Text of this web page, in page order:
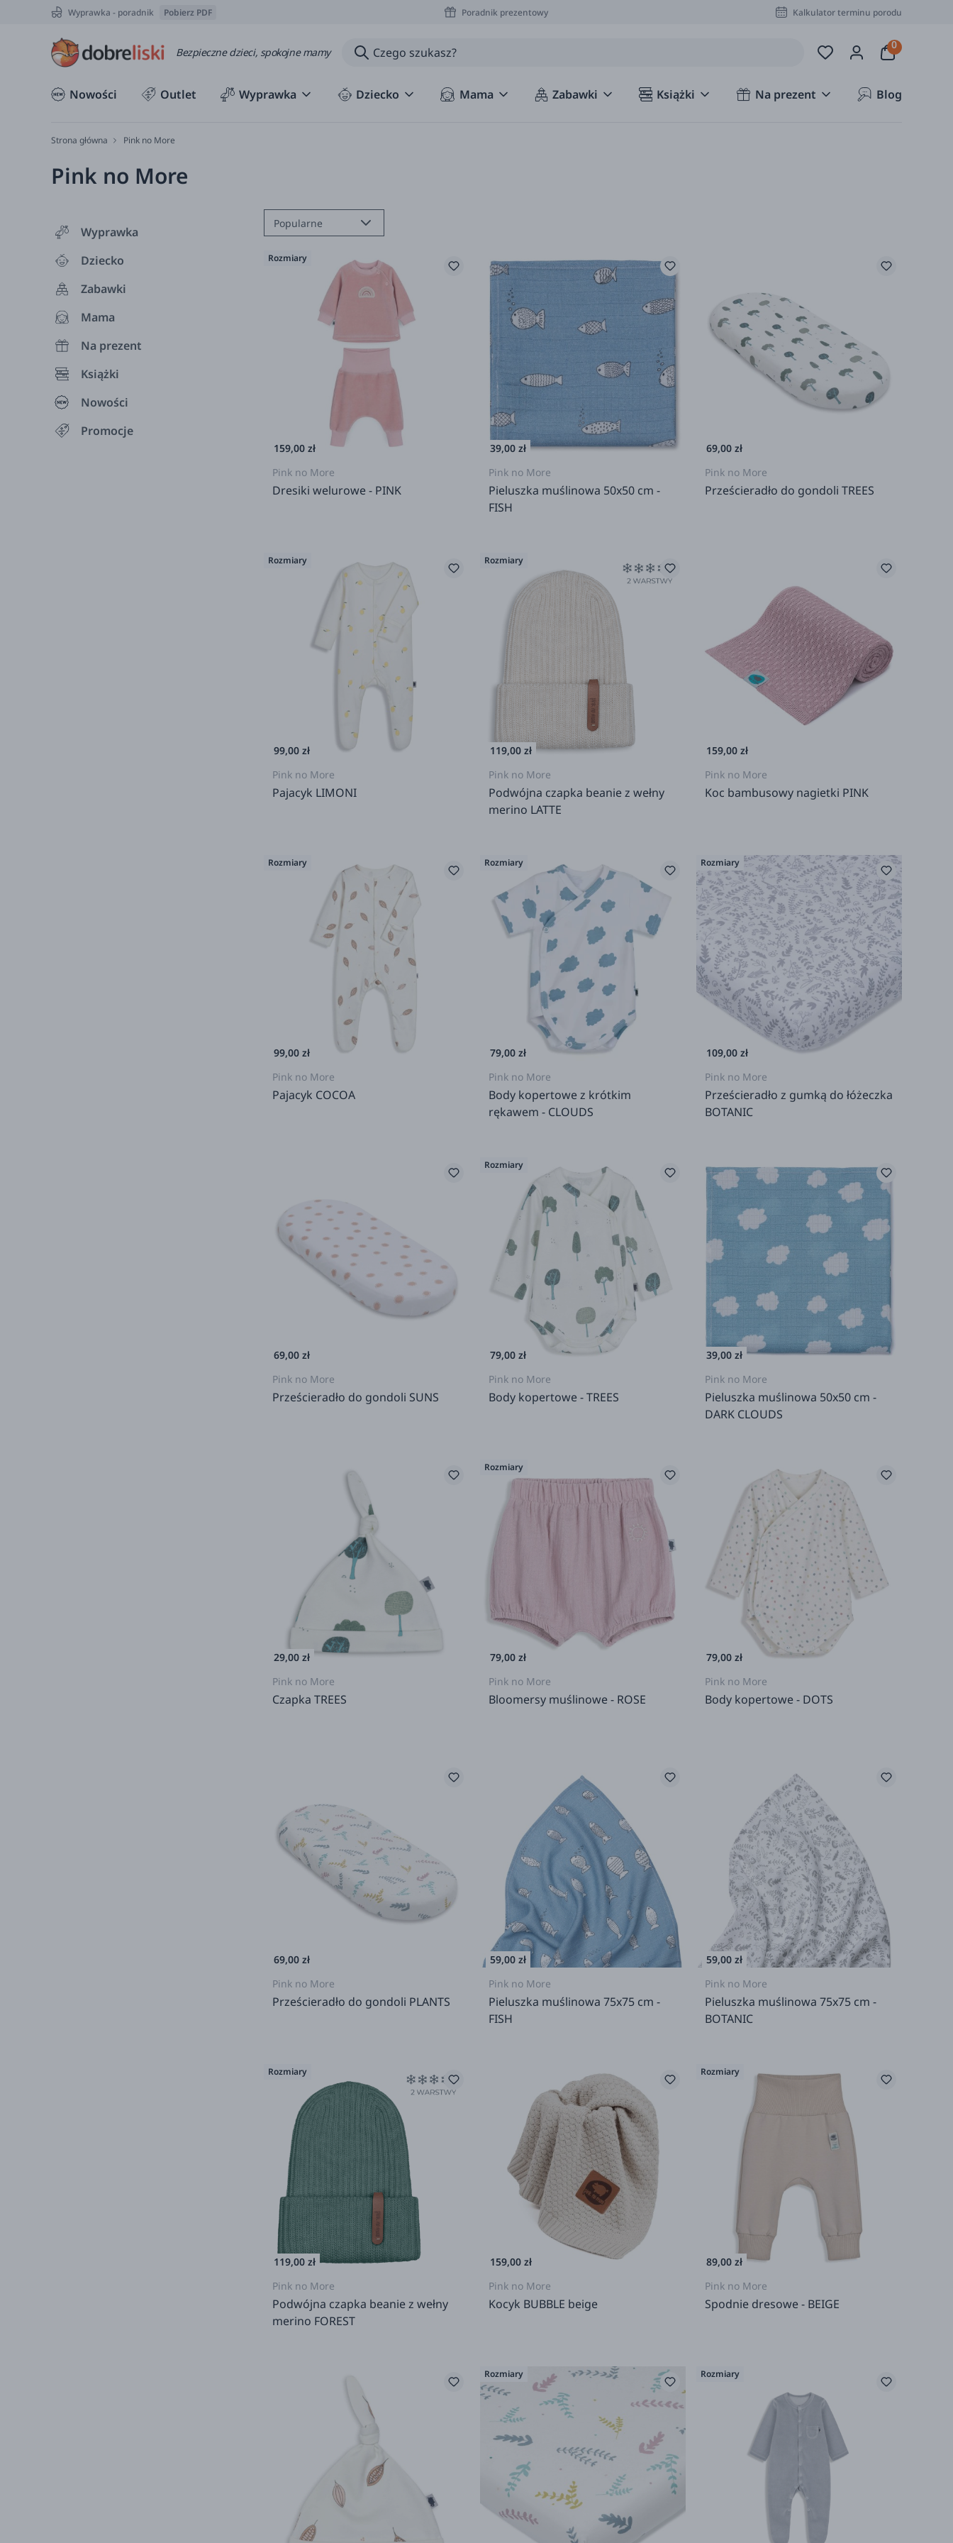
Wyprawka - poradnik Pobierz PDF Poradnik prezentowy Kalkulator terminu porodu
Bezpieczne dzieci, spokojne mamy
Nowości Outlet Wyprawka Dziecko Mama Zabawki Książki Na prezent Blog
Strona główna Pink no More
Pink no More
Wyprawka
Dziecko
Zabawki
Mama
Na prezent
Książki
Nowości
Promocje
Popularne
Rozmiary
159,00 zł
Pink no More
Dresiki welurowe - PINK
39,00 zł
Pink no More
Pieluszka muślinowa 50x50 cm -
FISH
69,00 zł
Pink no More
Prześcieradło do gondoli TREES
Rozmiary
99,00 zł
Pink no More
Pajacyk LIMONI
Rozmiary
119,00 zł
Pink no More
Podwójna czapka beanie z wełny
merino LATTE
159,00 zł
Pink no More
Koc bambusowy nagietki PINK
Rozmiary
99,00 zł
Pink no More
Pajacyk COCOA
Rozmiary
79,00 zł
Pink no More
Body kopertowe z krótkim
rękawem - CLOUDS
Rozmiary
109,00 zł
Pink no More
Prześcieradło z gumką do łóżeczka
BOTANIC
69,00 zł
Pink no More
Prześcieradło do gondoli SUNS
Rozmiary
79,00 zł
Pink no More
Body kopertowe - TREES
39,00 zł
Pink no More
Pieluszka muślinowa 50x50 cm -
DARK CLOUDS
29,00 zł
Pink no More
Czapka TREES
Rozmiary
79,00 zł
Pink no More
Bloomersy muślinowe - ROSE
79,00 zł
Pink no More
Body kopertowe - DOTS
69,00 zł
Pink no More
Prześcieradło do gondoli PLANTS
59,00 zł
Pink no More
Pieluszka muślinowa 75x75 cm -
FISH
59,00 zł
Pink no More
Pieluszka muślinowa 75x75 cm -
BOTANIC
Rozmiary
119,00 zł
Pink no More
Podwójna czapka beanie z wełny
merino FOREST
159,00 zł
Pink no More
Kocyk BUBBLE beige
Rozmiary
89,00 zł
Pink no More
Spodnie dresowe - BEIGE
Rozmiary Rozmiary